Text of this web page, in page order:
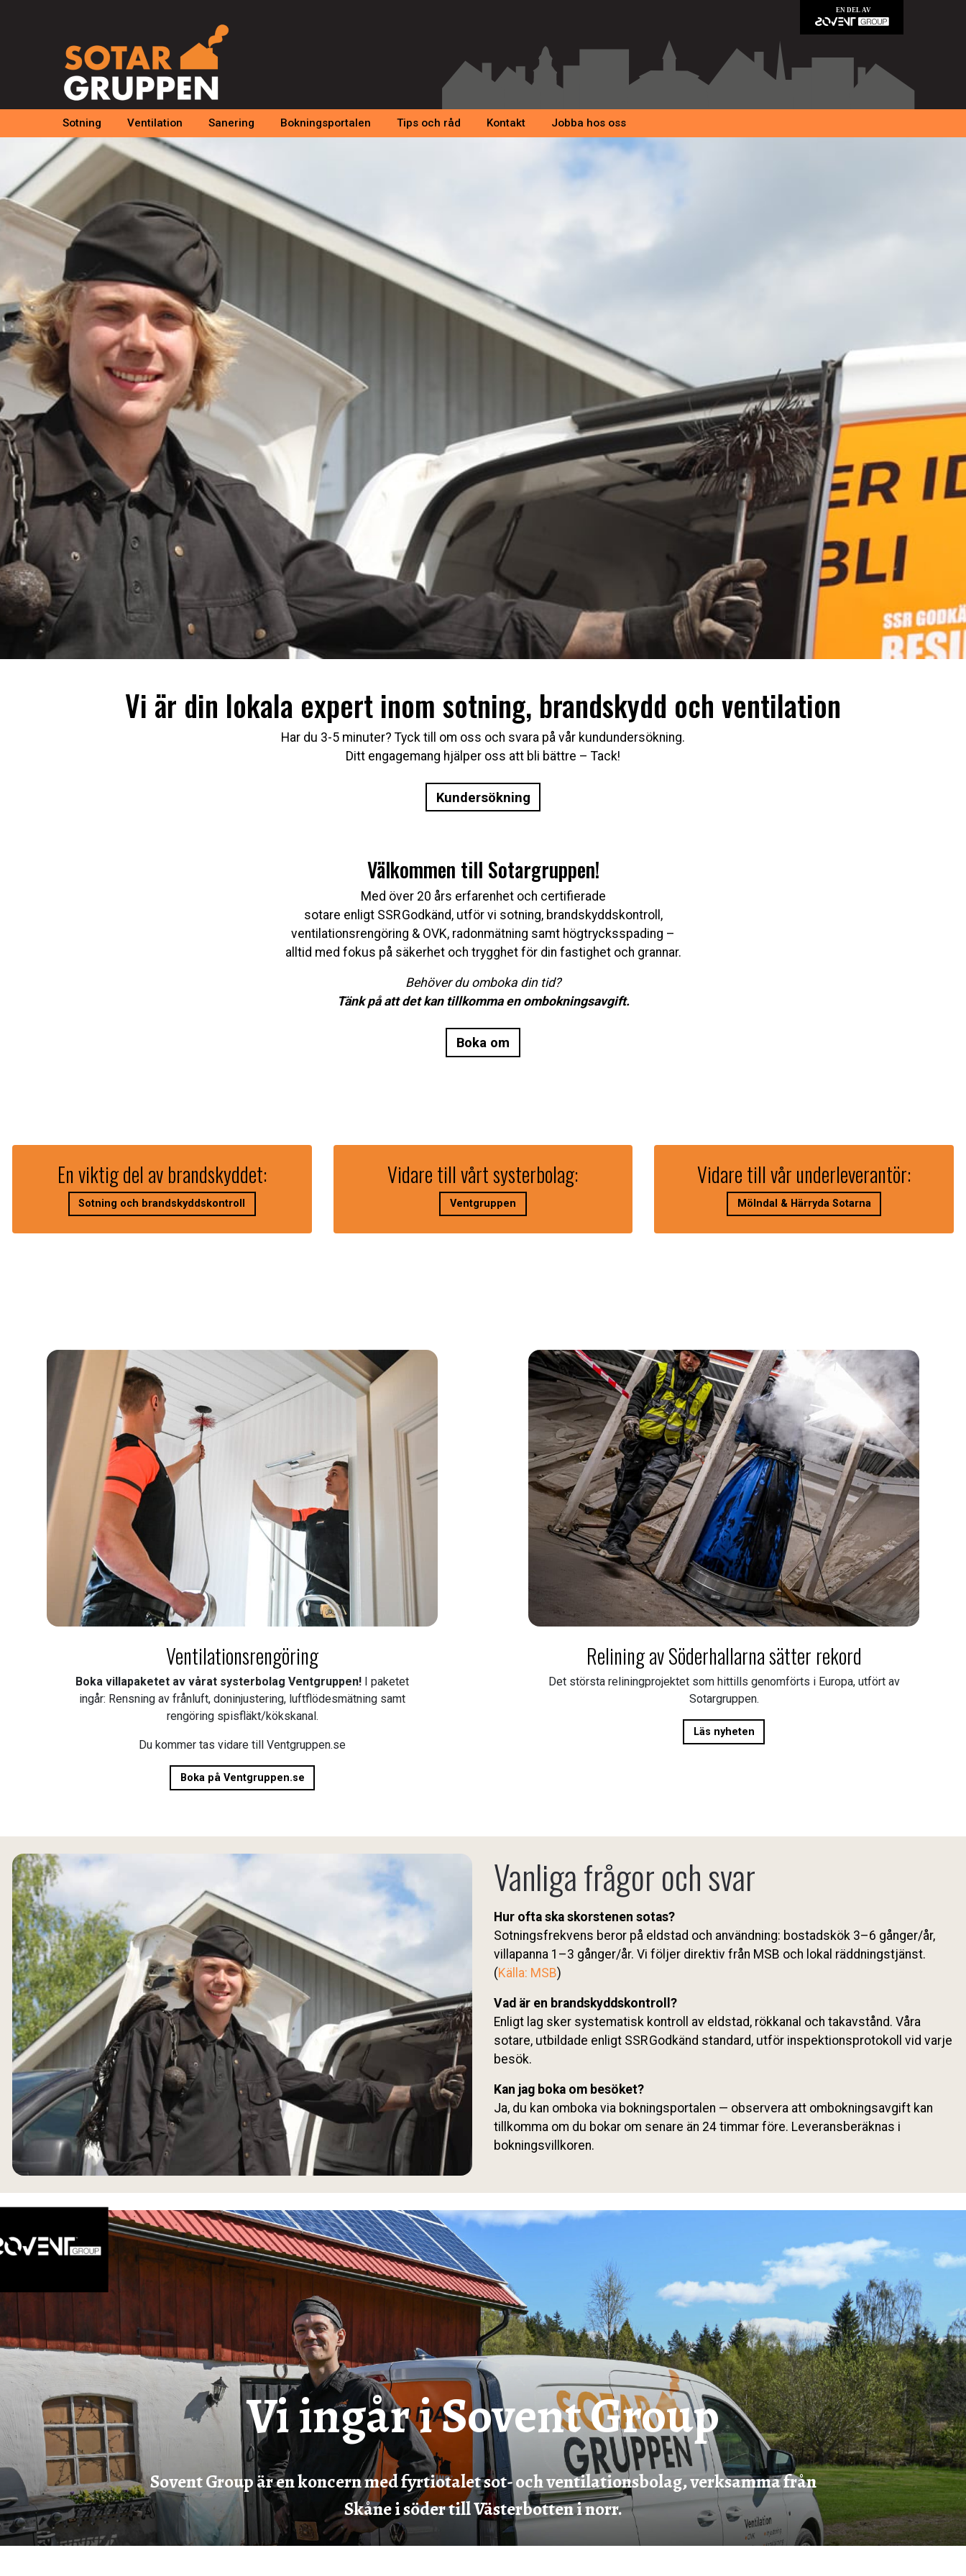
Sotning Ventilation Sanering Bokningsportalen Tips och råd Kontakt Jobba hos oss
Vi är din lokala expert inom sotning, brandskydd och ventilation
Har du 3-5 minuter? Tyck till om oss och svara på vår kundundersökning.
Ditt engagemang hjälper oss att bli bättre – Tack!
Kundersökning
Välkommen till Sotargruppen!
Med över 20 års erfarenhet och certifierade
sotare enligt SSR Godkänd, utför vi sotning, brandskyddskontroll,
ventilationsrengöring & OVK, radonmätning samt högtrycksspading –
alltid med fokus på säkerhet och trygghet för din fastighet och grannar.
Behöver du omboka din tid?
Tänk på att det kan tillkomma en ombokningsavgift.
Boka om
En viktig del av brandskyddet:
Sotning och brandskyddskontroll
Vidare till vårt systerbolag:
Ventgruppen
Vidare till vår underleverantör:
Mölndal & Härryda Sotarna
Ventilationsrengöring
Boka villapaketet av vårat systerbolag Ventgruppen! I paketet
ingår: Rensning av frånluft, doninjustering, luftflödesmätning samt
rengöring spisfläkt/kökskanal.
Du kommer tas vidare till Ventgruppen.se
Boka på Ventgruppen.se
Relining av Söderhallarna sätter rekord
Det största reliningprojektet som hittills genomförts i Europa, utfört av
Sotargruppen.
Läs nyheten
Vanliga frågor och svar
Hur ofta ska skorstenen sotas?
Sotningsfrekvens beror på eldstad och användning: bostadskök 3–6 gånger/år,
villapanna 1–3 gånger/år. Vi följer direktiv från MSB och lokal räddningstjänst.
(Källa: MSB)
Vad är en brandskyddskontroll?
Enligt lag sker systematisk kontroll av eldstad, rökkanal och takavstånd. Våra
sotare, utbildade enligt SSR Godkänd standard, utför inspektionsprotokoll vid varje
besök.
Kan jag boka om besöket?
Ja, du kan omboka via bokningsportalen — observera att ombokningsavgift kan
tillkomma om du bokar om senare än 24 timmar före. Leveransberäknas i
bokningsvillkoren.
Vi ingår i Sovent Group
Sovent Groupär en koncern med fyrtiotalet sot- och ventilationsbolag, verksamma från
Skåne i söder till Västerbotten i norr.